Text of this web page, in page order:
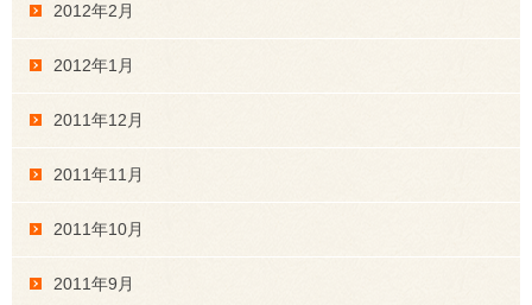
2012年2月
2012年1月
2011年12月
2011年11月
2011年10月
2011年9月